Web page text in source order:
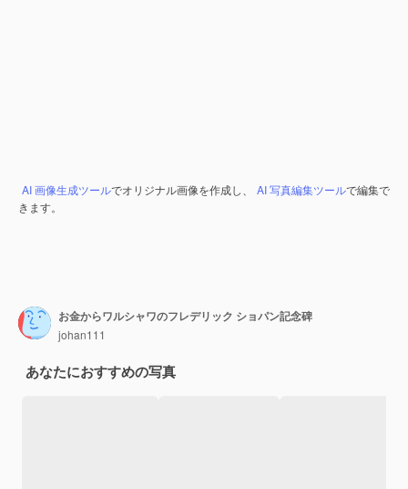
AI 画像生成ツールでオリジナル画像を作成し、 AI 写真編集ツールで編集で
きます。
お金からワルシャワのフレデリック ショパン記念碑
johan111
あなたにおすすめの写真